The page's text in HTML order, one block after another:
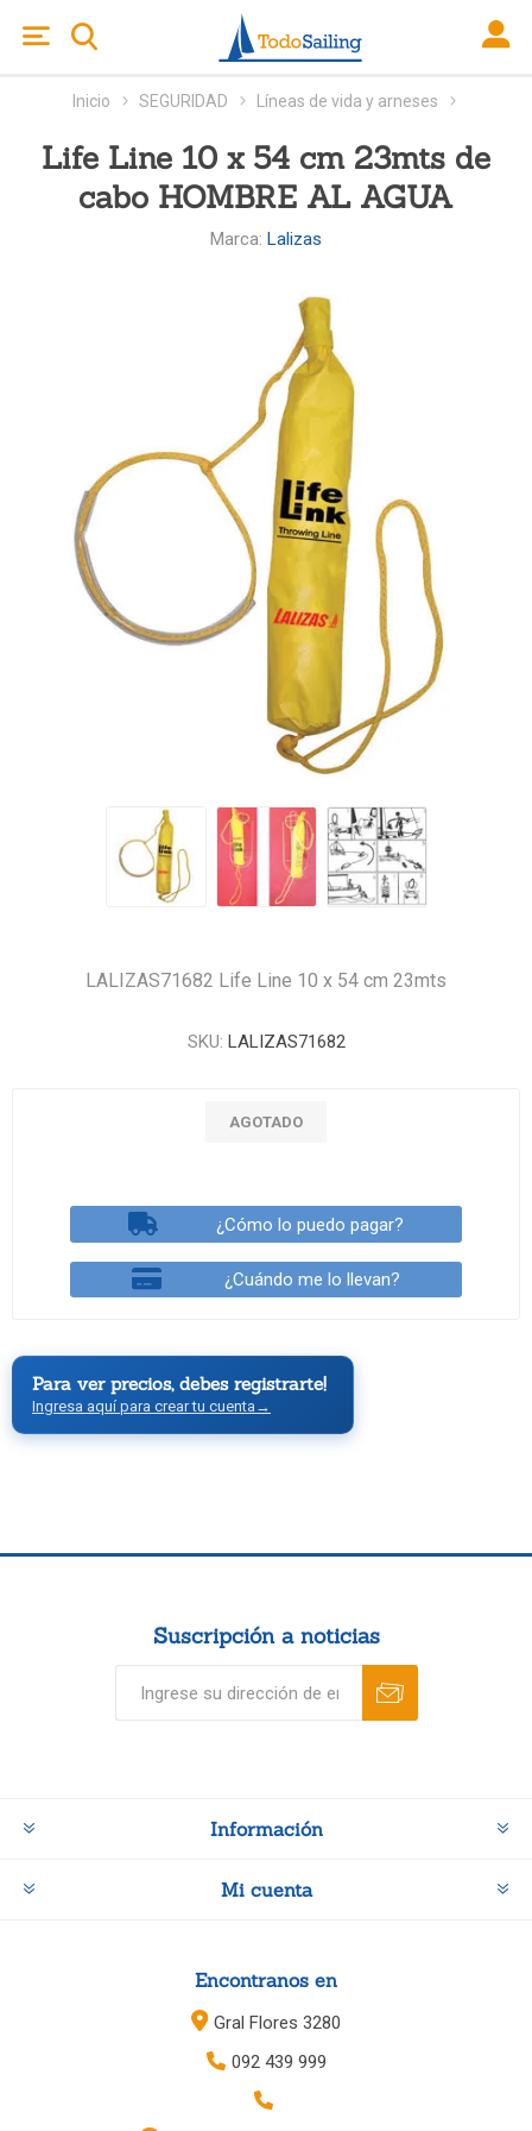
Inicio SEGURIDAD Líneas de vida y arneses
Life Line 10 x 54 cm 23mts de
cabo HOMBRE AL AGUA
Marca: Lalizas
LALIZAS71682 Life Line 10 x 54 cm 23mts
SKU: LALIZAS71682
AGOTADO
¿Cómo lo puedo pagar?
¿Cuándo me lo llevan?
Para ver precios, debes registrarte!
Ingresa aquí para crear tu cuenta →
Suscripción a noticias
Información
Mi cuenta
Encontranos en
Gral Flores 3280
092 439 999